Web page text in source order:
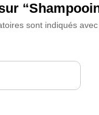
sont indiqués